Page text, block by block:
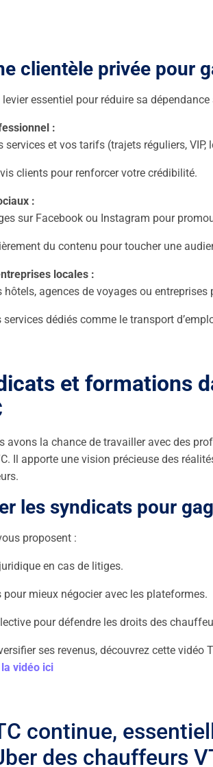
clientèle privée pour
levier essentiel pour réduire sa
:
services et vos tarifs (trajets réguliers, VIP,
clients pour renforcer votre crédibilité.
:
sur Facebook ou Instagram pour
du contenu pour toucher une
locales :
hôtels, agences de voyages ou
services dédiés comme le transport
et formations
avons la chance de travailler avec des
Il apporte une vision précieuse des
les syndicats pour
proposent :
en cas de litiges.
mieux négocier avec les plateformes.
pour défendre les droits des
ses revenus, découvrez cette
vidéo ici
continue,
des chauffeurs